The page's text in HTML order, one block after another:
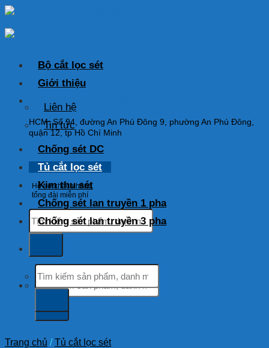
Skip
content
HOTLINE: 0925 038 097
HCM: Số 94, đường An Phú Đông 9, phường An Phú Đông,
quận 12, tp Hồ Chí Minh
Hỗ trợ khách hàng
tổng đài miễn phí
Tìm
kiếm:
Tìm
kiếm:
Bộ cắt lọc sét
Giới thiệu
Liên hệ
Tin tức
Chống sét DC
Tủ cắt lọc sét
Kim thu sét
Chống sét lan truyền 1 pha
Chống sét lan truyền 3 pha
Tìm
kiếm:
Trang chủ / Tủ cắt lọc sét